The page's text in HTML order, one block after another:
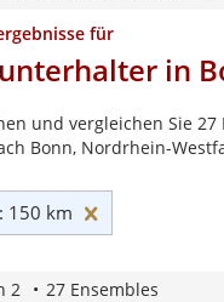
für
in
und vergleichen Sie
Bonn, Nordrhein-
150 km
2 27 Ensembles